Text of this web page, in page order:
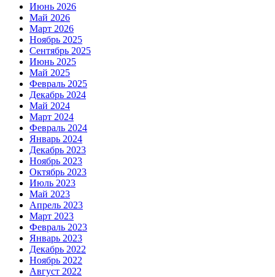
Июнь 2026
Май 2026
Март 2026
Ноябрь 2025
Сентябрь 2025
Июнь 2025
Май 2025
Февраль 2025
Декабрь 2024
Май 2024
Март 2024
Февраль 2024
Январь 2024
Декабрь 2023
Ноябрь 2023
Октябрь 2023
Июль 2023
Май 2023
Апрель 2023
Март 2023
Февраль 2023
Январь 2023
Декабрь 2022
Ноябрь 2022
Август 2022